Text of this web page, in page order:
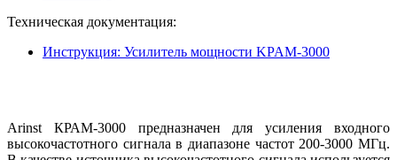
Техническая документация:
Инструкция: Усилитель мощности KPAM-3000
Arinst КРАМ-3000 предназначен для усиления входного
высокочастотного сигнала в диапазоне частот 200-3000 МГц.